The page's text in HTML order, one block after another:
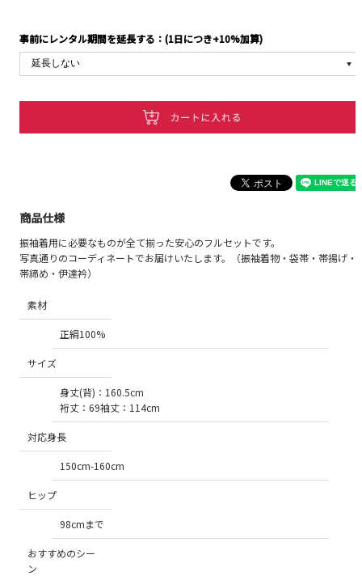
事前にレンタル期間を延長する：(1日につき+10%加算)
商品仕様
振袖着用に必要なものが全て揃った安心のフルセットです。
写真通りのコーディネートでお届けいたします。（振袖着物・袋帯・帯揚げ・
帯締め・伊達衿）
素材
正絹100%
サイズ
身丈(背)：160.5cm
裄丈：69袖丈：114cm
対応身長
150cm-160cm
ヒップ
98cmまで
おすすめのシー
ン